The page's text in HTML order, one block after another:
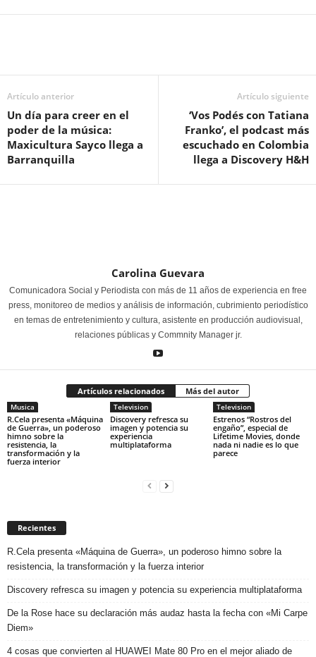
Artículo anterior
Un día para creer en el
poder de la música:
Maxicultura Sayco llega a
Barranquilla
Artículo siguiente
‘Vos Podés con Tatiana
Franko’, el podcast más
escuchado en Colombia
llega a Discovery H&H
Carolina Guevara
Comunicadora Social y Periodista con más de 11 años de experiencia en free
press, monitoreo de medios y análisis de información, cubrimiento periodístico
en temas de entretenimiento y cultura, asistente en producción audiovisual,
relaciones públicas y Commnity Manager jr.
Artículos relacionados Más del autor
Musica
R.Cela presenta «Máquina
de Guerra», un poderoso
himno sobre la
resistencia, la
transformación y la
fuerza interior
Television
Discovery refresca su
imagen y potencia su
experiencia
multiplataforma
Television
Estrenos “Rostros del
engaño”, especial de
Lifetime Movies, donde
nada ni nadie es lo que
parece
Recientes
R.Cela presenta «Máquina de Guerra», un poderoso himno sobre la
resistencia, la transformación y la fuerza interior
Discovery refresca su imagen y potencia su experiencia multiplataforma
De la Rose hace su declaración más audaz hasta la fecha con «Mi Carpe
Diem»
4 cosas que convierten al HUAWEI Mate 80 Pro en el mejor aliado de